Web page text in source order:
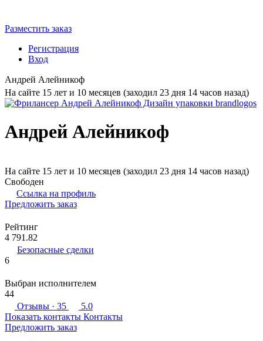
Разместить заказ
Регистрация
Вход
Андрей Алейникоф
На сайте 15 лет и 10 месяцев (заходил 23 дня 14 часов назад)
Андрей Алейникоф
На сайте 15 лет и 10 месяцев (заходил 23 дня 14 часов назад)
Свободен
Ссылка на профиль
Предложить заказ
Рейтинг
4 791.82
Безопасные сделки
6
Выбран исполнителем
44
Отзывы · 35
5.0
Показать контакты Контакты
Предложить заказ